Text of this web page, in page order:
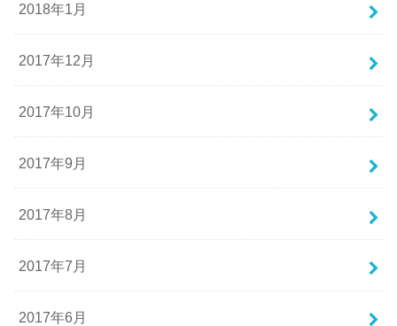
2018年1月
2017年12月
2017年10月
2017年9月
2017年8月
2017年7月
2017年6月